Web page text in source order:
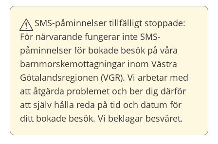
SMS-påminnelser tillfälligt stoppade:
För närvarande fungerar inte SMS-
påminnelser för bokade besök på våra
barnmorskemottagningar inom Västra
Götalandsregionen (VGR). Vi arbetar med
att åtgärda problemet och ber dig därför
att själv hålla reda på tid och datum för
ditt bokade besök. Vi beklagar besväret.